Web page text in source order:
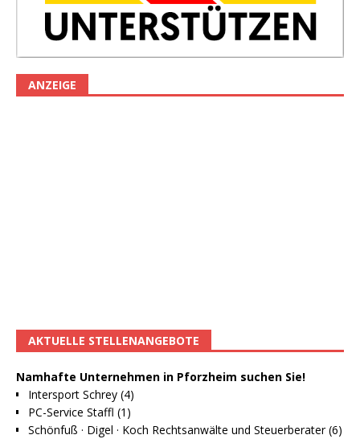
ANZEIGE
AKTUELLE STELLENANGEBOTE
Namhafte Unternehmen in Pforzheim suchen Sie!
Intersport Schrey (4)
PC-Service Staffl (1)
Schönfuß · Digel · Koch Rechtsanwälte und Steuerberater (6)